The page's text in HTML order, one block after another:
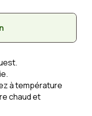
à température
chaud et